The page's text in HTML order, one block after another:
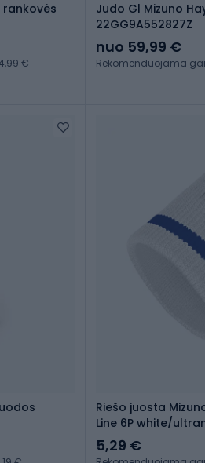
rankovės
€
Judo Gl Mizuno
22GG9A552827Z
nuo 59,99 €
Rekomenduojama
Riešo juosta
Line 6P white/
5,29 €